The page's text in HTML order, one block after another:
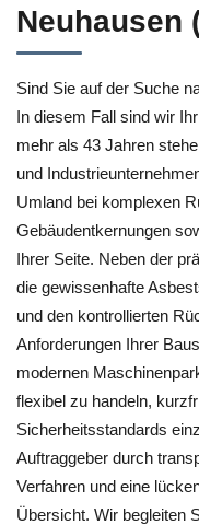
Neuhausen
Sind Sie auf der Suche
In diesem Fall sind wir
mehr als 43 Jahren
und
Umland bei komplexen
Gebäudentkernungen
Ihrer Seite. Neben der
die gewissenhafte
und den kontrollierten
Anforderungen Ihrer
modernen
flexibel zu handeln,
Sicherheitsstandards
Auftraggeber durch
Verfahren und eine
Übersicht. Wir begleiten